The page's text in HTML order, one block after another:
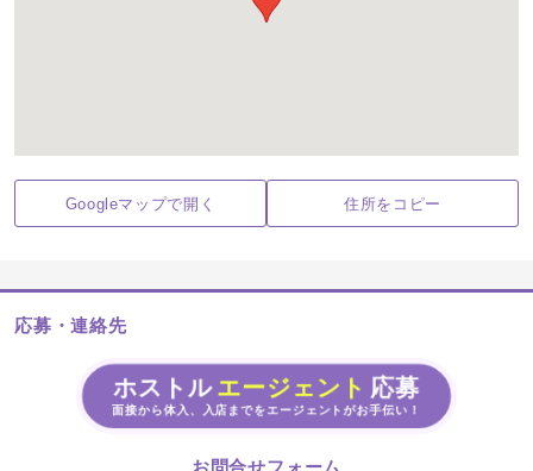
Googleマップで開く 住所をコピー
応募・連絡先
ホストル エージェント 応募
面接から体入、入店までをエージェントがお手伝い！